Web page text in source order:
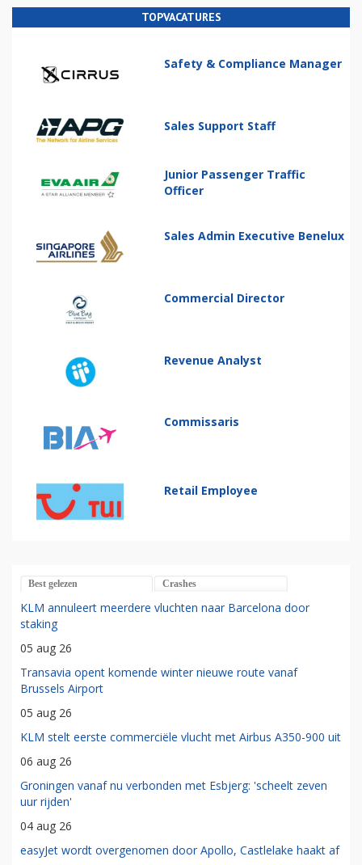
TOPVACATURES
Safety & Compliance Manager
Sales Support Staff
Junior Passenger Traffic
Officer
Sales Admin Executive Benelux
Commercial Director
Revenue Analyst
Commissaris
Retail Employee
Best gelezen Crashes
KLM annuleert meerdere vluchten naar Barcelona door
staking
05 aug 26
Transavia opent komende winter nieuwe route vanaf
Brussels Airport
05 aug 26
KLM stelt eerste commerciële vlucht met Airbus A350-900 uit
06 aug 26
Groningen vanaf nu verbonden met Esbjerg: 'scheelt zeven
uur rijden'
04 aug 26
easyJet wordt overgenomen door Apollo, Castlelake haakt af